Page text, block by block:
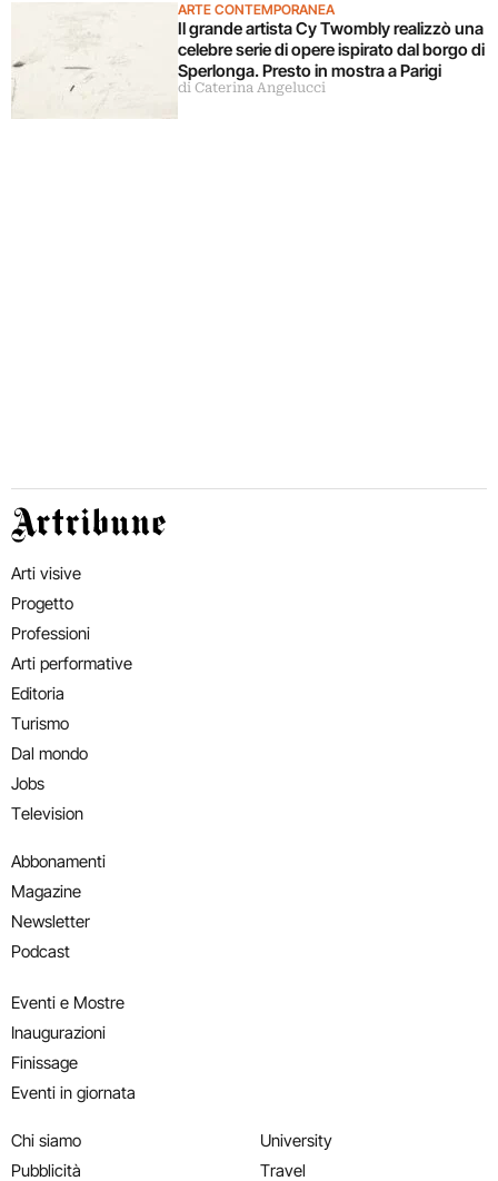
ARTE CONTEMPORANEA
Il grande artista Cy Twombly realizzò una
celebre serie di opere ispirato dal borgo di
Sperlonga. Presto in mostra a Parigi
di Caterina Angelucci
Artribune
Arti visive
Progetto
Professioni
Arti performative
Editoria
Turismo
Dal mondo
Jobs
Television
Abbonamenti
Magazine
Newsletter
Podcast
Eventi e Mostre
Inaugurazioni
Finissage
Eventi in giornata
Chi siamo
Pubblicità
University
Travel